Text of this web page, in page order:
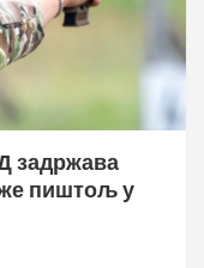
задржава
пиштољ у